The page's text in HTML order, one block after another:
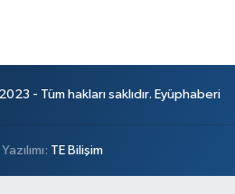
- Tüm hakları saklıdır. Eyüphaberi
TE Bilişim